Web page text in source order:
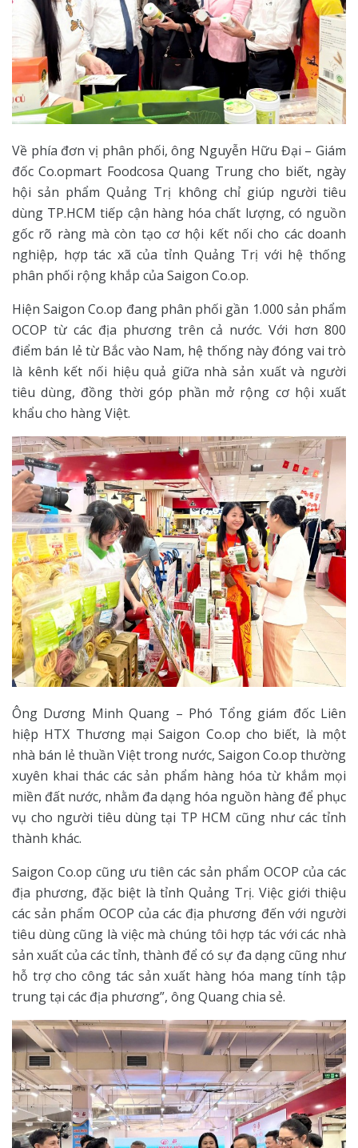
Về phía đơn vị phân phối, ông Nguyễn Hữu Đại – Giám
đốc Co.opmart Foodcosa Quang Trung cho biết, ngày
hội sản phẩm Quảng Trị không chỉ giúp người tiêu
dùng TP.HCM tiếp cận hàng hóa chất lượng, có nguồn
gốc rõ ràng mà còn tạo cơ hội kết nối cho các doanh
nghiệp, hợp tác xã của tỉnh Quảng Trị với hệ thống
phân phối rộng khắp của Saigon Co.op.
Hiện Saigon Co.op đang phân phối gần 1.000 sản phẩm
OCOP từ các địa phương trên cả nước. Với hơn 800
điểm bán lẻ từ Bắc vào Nam, hệ thống này đóng vai trò
là kênh kết nối hiệu quả giữa nhà sản xuất và người
tiêu dùng, đồng thời góp phần mở rộng cơ hội xuất
khẩu cho hàng Việt.
Ông Dương Minh Quang – Phó Tổng giám đốc Liên
hiệp HTX Thương mại Saigon Co.op cho biết, là một
nhà bán lẻ thuần Việt trong nước, Saigon Co.op thường
xuyên khai thác các sản phẩm hàng hóa từ khắm mọi
miền đất nước, nhằm đa dạng hóa nguồn hàng để phục
vụ cho người tiêu dùng tại TP HCM cũng như các tỉnh
thành khác.
Saigon Co.op cũng ưu tiên các sản phẩm OCOP của các
địa phương, đặc biệt là tỉnh Quảng Trị. Việc giới thiệu
các sản phẩm OCOP của các địa phương đến với người
tiêu dùng cũng là việc mà chúng tôi hợp tác với các nhà
sản xuất của các tỉnh, thành để có sự đa dạng cũng như
hỗ trợ cho công tác sản xuất hàng hóa mang tính tập
trung tại các địa phương”, ông Quang chia sẻ.